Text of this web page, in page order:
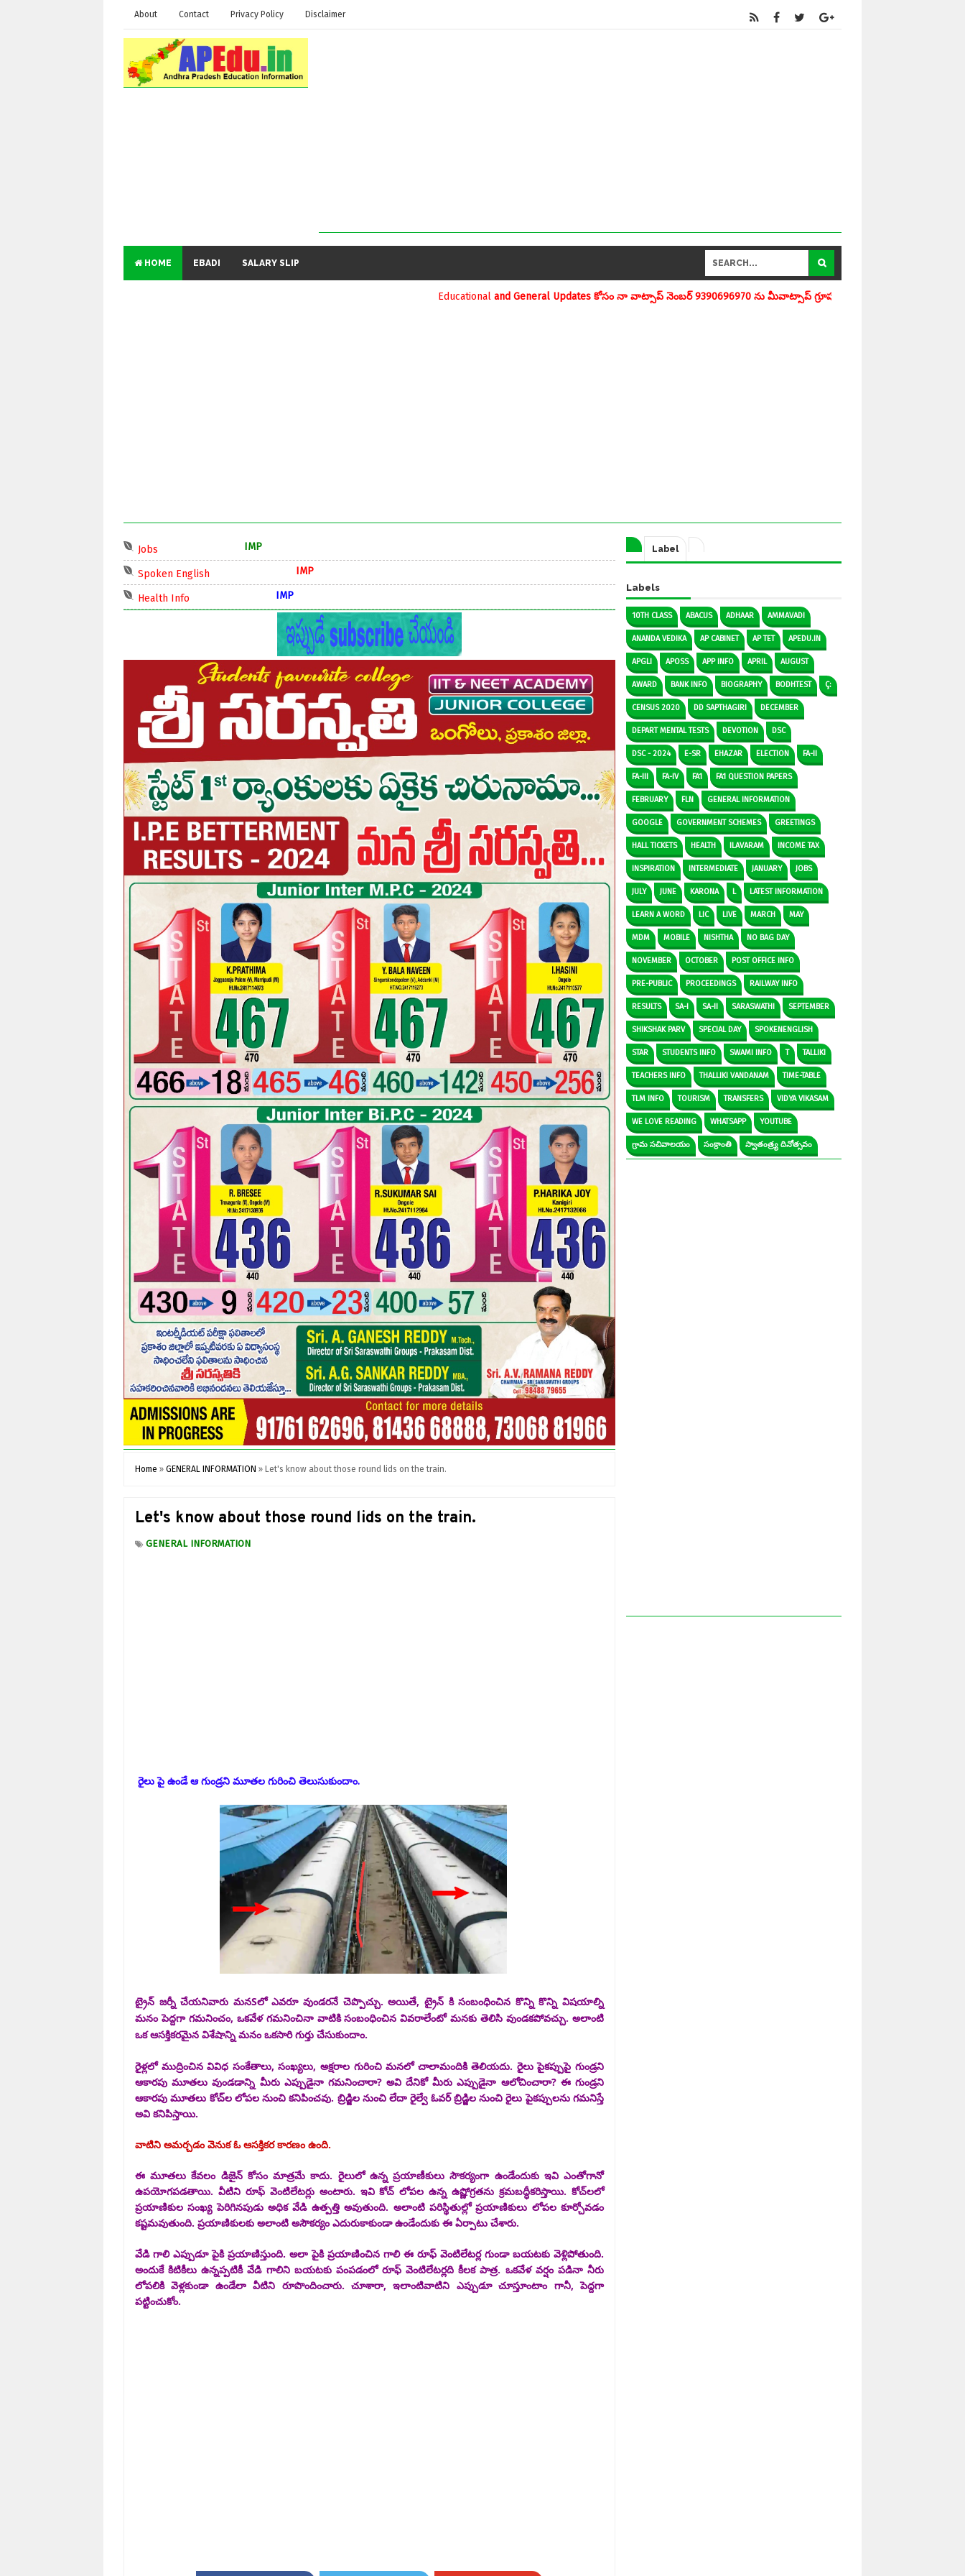
About Contact Privacy Policy Disclaimer
HOME EBADI SALARY SLIP
and General Updates కోసం నా వాట్సాప్ నెంబర్ 9390696970 ను మీవాట్సాప్ గ్రూపులో add చేయగలరు www.apedu.in.
Jobs
Spoken English
Health Info
Home » GENERAL INFORMATION » Let's know about those round lids on the train.
Let's know about those round lids on the train.
GENERAL INFORMATION
రైలు పై ఉండే ఆ గుండ్రని మూతల గురించి తెలుసుకుందాం.
ట్రైన్ జర్నీ చేయనివారు మనSలో ఎవరూ వుండరనే చెప్పొచ్చు. అయితే, ట్రైన్ కి సంబంధించిన కొన్ని కొన్ని విషయాల్ని
మనం పెద్దగా గమనించం, ఒకవేళ గమనించినా వాటికి సంబంధించిన వివరాలేంటో మనకు తెలిసి వుండకపోవచ్చు. అలాంటి
ఒక ఆసక్తికరమైన విశేషాన్ని మనం ఒకసారి గుర్తు చేసుకుందాం.
రైళ్లలో ముద్రించిన వివిధ సంకేతాలు, సంఖ్యలు, అక్షరాల గురించి మనలో చాలామందికి తెలియదు. రైలు పైకప్పుపై గుండ్రని
ఆకారపు మూతలు వుండడాన్ని మీరు ఎప్పుడైనా గమనించారా? అవి దేనికో మీరు ఎప్పుడైనా ఆలోచించారా? ఈ గుండ్రని
ఆకారపు మూతలు కోచ్‌ల లోపల నుంచి కనిపించవు. బ్రిడ్జిల నుంచి లేదా రైల్వే ఓవర్ బ్రిడ్జిల నుంచి రైలు పైకప్పులను గమనిస్తే
అవి కనిపిస్తాయి.
వాటిని అమర్చడం వెనుక ఓ ఆసక్తికర కారణం ఉంది.
ఈ మూతలు కేవలం డిజైన్ కోసం మాత్రమే కాదు. రైలులో ఉన్న ప్రయాణీకులు సౌకర్యంగా ఉండేందుకు ఇవి ఎంతోగానో
ఉపయోగపడతాయి. వీటిని రూఫ్ వెంటిలేటర్లు అంటారు. ఇవి కోచ్ లోపల ఉన్న ఉష్ణోగ్రతను క్రమబద్ధీకరిస్తాయి. కోచ్‌లలో
ప్రయాణికుల సంఖ్య పెరిగినపుడు అధిక వేడి ఉత్పత్తి అవుతుంది. అలాంటి పరిస్థితుల్లో ప్రయాణికులు లోపల కూర్చోవడం
కష్టమవుతుంది. ప్రయాణికులకు అలాంటి అసౌకర్యం ఎదురుకాకుండా ఉండేందుకు ఈ ఏర్పాటు చేశారు.
వేడి గాలి ఎప్పుడూ పైకి ప్రయాణిస్తుంది. అలా పైకి ప్రయాణించిన గాలి ఈ రూఫ్ వెంటిలేటర్ల గుండా బయటకు వెళ్లిపోతుంది.
అందుకే కిటికీలు ఉన్నప్పటికీ వేడి గాలిని బయటకు పంపడంలో రూఫ్ వెంటిలేటర్లది కీలక పాత్ర. ఒకవేళ వర్షం పడినా నీరు
లోపలికి వెళ్లకుండా ఉండేలా వీటిని రూపొందించారు. చూశారా, ఇలాంటివాటిని ఎప్పుడూ చూస్తూంటాం గానీ, పెద్దగా
పట్టించుకోం.
Label
Labels
10TH CLASS ABACUS ADHAAR AMMAVADI
ANANDA VEDIKA AP CABINET AP TET APEDU.IN
APGLI APOSS APP INFO APRIL AUGUST
AWARD BANK INFO BIOGRAPHY BODHTEST Ç:
CENSUS 2020 DD SAPTHAGIRI DECEMBER
DEPART MENTAL TESTS DEVOTION DSC
DSC - 2024 E-SR EHAZAR ELECTION FA-II
FA-III FA-IV FA1 FA1 QUESTION PAPERS
FEBRUARY FLN GENERAL INFORMATION
GOOGLE GOVERNMENT SCHEMES GREETINGS
HALL TICKETS HEALTH ILAVARAM INCOME TAX
INSPIRATION INTERMEDIATE JANUARY JOBS
JULY JUNE KARONA L LATEST INFORMATION
LEARN A WORD LIC LIVE MARCH MAY
MDM MOBILE NISHTHA NO BAG DAY
NOVEMBER OCTOBER POST OFFICE INFO
PRE-PUBLIC PROCEEDINGS RAILWAY INFO
RESULTS SA-I SA-II SARASWATHI SEPTEMBER
SHIKSHAK PARV SPECIAL DAY SPOKENENGLISH
STAR STUDENTS INFO SWAMI INFO T TALLIKI
TEACHERS INFO THALLIKI VANDANAM TIME-TABLE
TLM INFO TOURISM TRANSFERS VIDYA VIKASAM
WE LOVE READING WHATSAPP YOUTUBE
గ్రామ సచివాలయం సంక్రాంతి స్వాతంత్ర్య దినోత్సవం